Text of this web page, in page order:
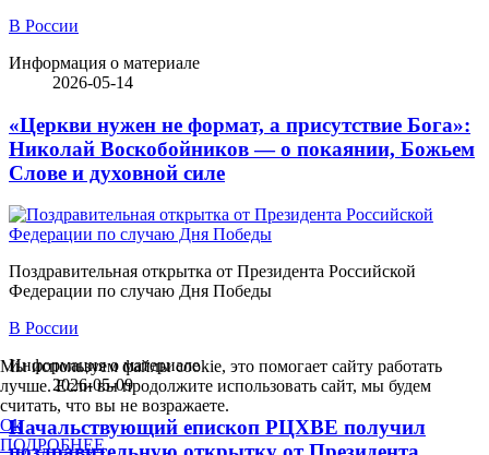
В России
Информация о материале
2026-05-14
«Церкви нужен не формат, а присутствие Бога»:
Николай Воскобойников — о покаянии, Божьем
Слове и духовной силе
Поздравительная открытка от Президента Российской
Федерации по случаю Дня Победы
В России
Информация о материале
2026-05-09
Начальствующий епископ РЦХВЕ получил
Мы используем файлы cookie, это помогает сайту работать
лучше. Если вы продолжите использовать сайт, мы будем
считать, что вы не возражаете.
Ok
ПОДРОБНЕЕ